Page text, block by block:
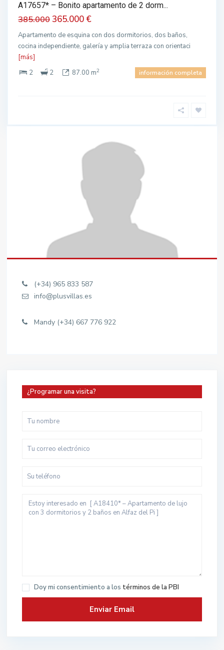
A17657* – Bonito apartamento de 2 dorm...
385.000 365.000 €
Apartamento de esquina con dos dormitorios, dos baños,
cocina independiente, galería y amplia terraza con orientaci
[más]
2
2 87.00 m2 información completa
(+34) 965 833 587
info@plusvillas.es
Mandy (+34) 667 776 922
¿Programar una visita?
Doy mi consentimiento a los términos de la PBI